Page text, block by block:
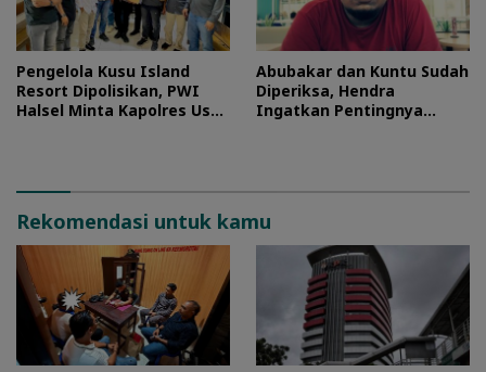
Pengelola Kusu Island
Resort Dipolisikan, PWI
Halsel Minta Kapolres Usut
Abubakar dan Kuntu Sudah
Diperiksa, Hendra
Ingatkan Pentingnya
Rekomendasi untuk kamu